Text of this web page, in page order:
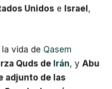
Unidos e Israel ,
vida de Qasem
Quds de Irán, y Abu
adjunto de las